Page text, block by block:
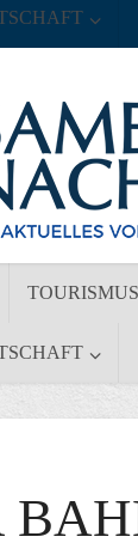
TOURISMUS